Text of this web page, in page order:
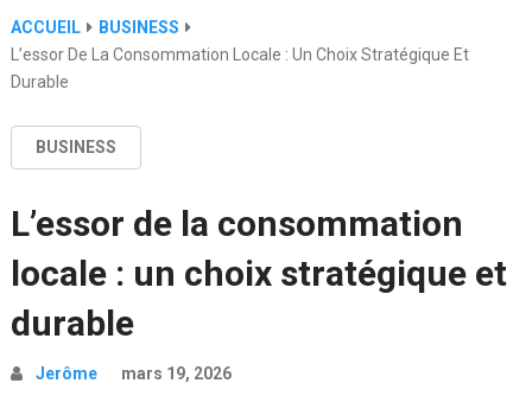
ACCUEIL
BUSINESS
L’essor De La Consommation Locale : Un Choix Stratégique Et
Durable
BUSINESS
L’essor de la consommation
locale : un choix stratégique et
durable
Jerôme mars 19, 2026